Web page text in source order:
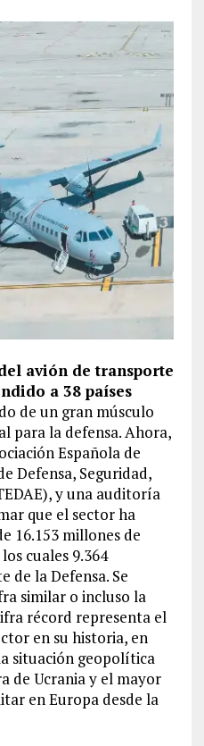
avión de transporte
a 38 países
de un gran músculo
para la defensa. Ahora,
Española de
Defensa, Seguridad,
y una auditoría
que el sector ha
16.153 millones de
cuales 9.364
de la Defensa. Se
similar o incluso la
récord representa el
en su historia, en
situación geopolítica
de Ucrania y el mayor
en Europa desde la